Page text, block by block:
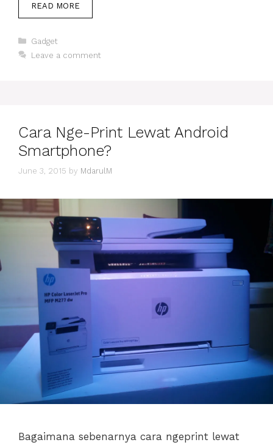
READ MORE
KABAR
SMARTFREN
Categories
Gadget
Leave a comment
Cara Nge-Print Lewat Android
Smartphone?
June 3, 2015 by MdarulM
Bagaimana sebenarnya cara ngeprint lewat